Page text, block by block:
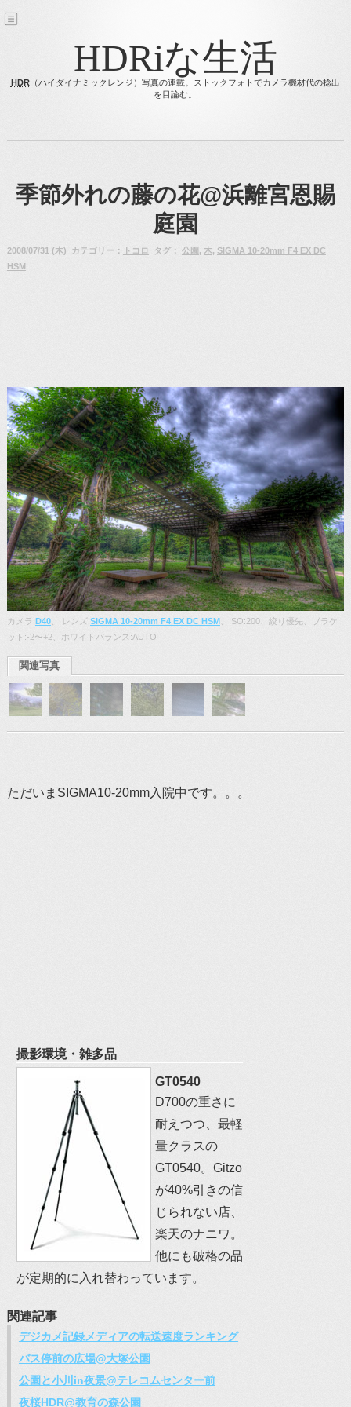
HDRiな生活
HDR（ハイダイナミックレンジ）写真の連載。ストックフォトでカメラ機材代の捻出
を目論む。
季節外れの藤の花@浜離宮恩賜
庭園
2008/07/31 (木) カテゴリー： トコロ タグ： 公園 , 木, SIGMA 10-20mm F4 EX DC
HSM
カメラ:D40、 レンズ:SIGMA 10-20mm F4 EX DC HSM、ISO:200、絞り優先、ブラケ
ット:-2〜+2、ホワイトバランス:AUTO
関連写真
ただいまSIGMA10-20mm入院中です。。。
撮影環境・雑多品
GT0540
D700の重さに
耐えつつ、最軽
量クラスの
GT0540。Gitzo
が40%引きの信
じられない店、
楽天のナニワ。
他にも破格の品
が定期的に入れ替わっています。
関連記事
デジカメ記録メディアの転送速度ランキング
バス停前の広場@大塚公園
公園と小川in夜景@テレコムセンター前
夜桜HDR@教育の森公園